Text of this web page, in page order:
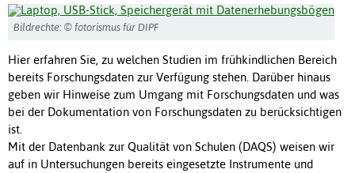
Bildrechte: © fotorismus für DIPF
Hier erfahren Sie, zu welchen Studien im frühkindlichen Bereich
bereits Forschungsdaten zur Verfügung stehen. Darüber hinaus
geben wir Hinweise zum Umgang mit Forschungsdaten und was
bei der Dokumentation von Forschungsdaten zu berücksichtigen
ist.
Mit der Datenbank zur Qualität von Schulen (DAQS) weisen wir
auf in Untersuchungen bereits eingesetzte Instrumente und